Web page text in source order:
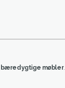
bæredygtige møbler.